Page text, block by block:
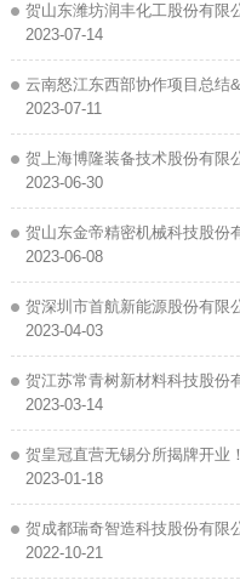
贺山东潍坊润丰化工股份有限
2023-07-14
云南怒江东西部协作项目总结
2023-07-11
贺上海博隆装备技术股份有限
2023-06-30
贺山东金帝精密机械科技股份
2023-06-08
贺深圳市首航新能源股份有限
2023-04-03
贺江苏常青树新材料科技股份
2023-03-14
贺皇冠直营无锡分所揭牌开业
2023-01-18
贺成都瑞奇智造科技股份有限
2022-10-21